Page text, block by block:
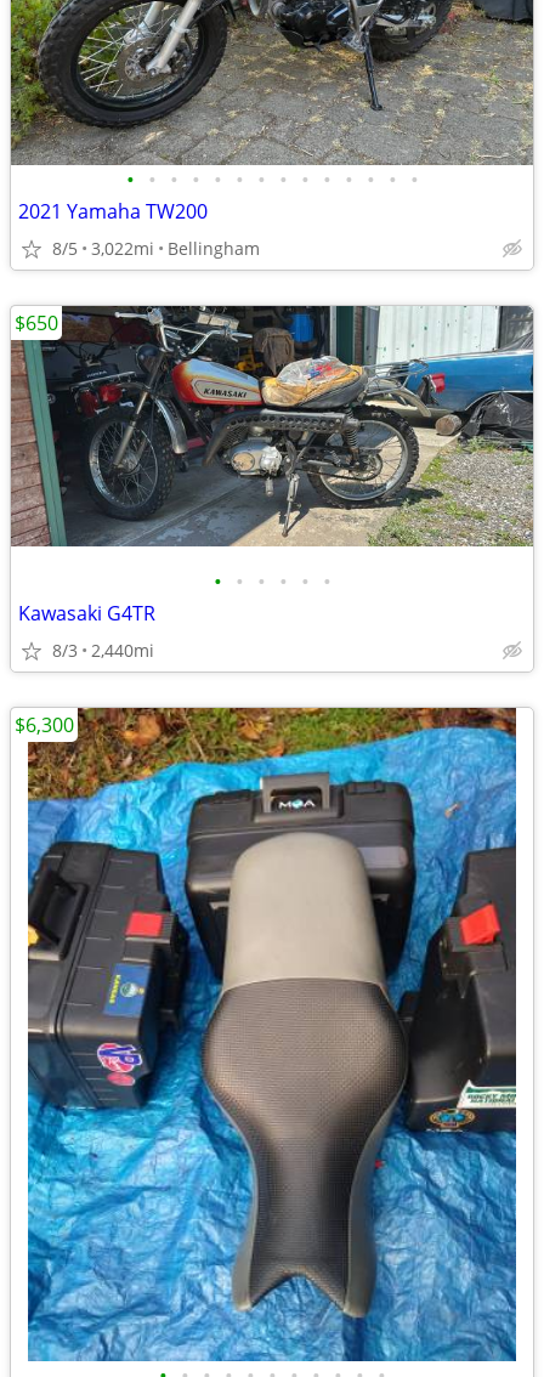
• • • • • • • • • • • • • •
2021 Yamaha TW200
8/5 3,022mi Bellingham
• • • • • •
Kawasaki G4TR
8/3 2,440mi
$650
$6,300